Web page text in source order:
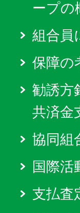
ープの
組合員
保障の
勧誘方
共済金
協同組
国際活
支払査